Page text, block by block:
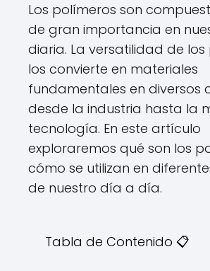
Los polímeros son
de gran importancia en
diaria. La versatilidad de
los convierte en materiales
fundamentales en diversos
desde la industria hasta la
tecnología. En este artículo
exploraremos qué son los
cómo se utilizan en
de nuestro día a día.
Tabla de Contenido 📋